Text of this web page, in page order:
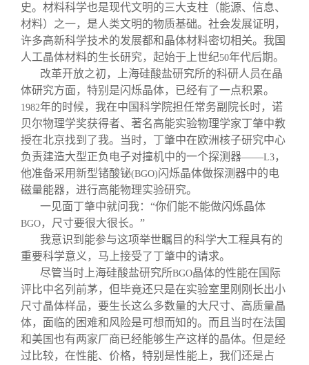
史。材料科学也是现代文明的三大支柱（能源、信息、
材料）之一，是人类文明的物质基础。社会发展证明，
许多高新科学技术的发展都和晶体材料密切相关。我国
人工晶体材料的生长研究，起始于上世纪50年代后期。
改革开放之初，上海硅酸盐研究所的科研人员在晶
体研究方面，特别是闪烁晶体，已经有了一点积累。
1982年的时候，我在中国科学院担任常务副院长时，诺
贝尔物理学奖获得者、著名高能实验物理学家丁肇中教
授在北京找到了我。当时，丁肇中在欧洲核子研究中心
负责建造大型正负电子对撞机中的一个探测器——L3 ，
他准备采用新型锗酸铋(BGO)闪烁晶体做探测器中的电
磁量能器，进行高能物理实验研究。
一见面丁肇中就问我：“你们能不能做闪烁晶体
BGO ，尺寸要很大很长。”
我意识到能参与这项举世瞩目的科学大工程具有的
重要科学意义，马上接受了丁肇中的请求。
尽管当时上海硅酸盐研究所BGO晶体的性能在国际
评比中名列前茅，但毕竟还只是在实验室里刚刚长出小
尺寸晶体样品，要生长这么多数量的大尺寸、高质量晶
体，面临的困难和风险是可想而知的。而且当时在法国
和美国也有两家厂商已经能够生产这样的晶体。但是经
过比较，在性能、价格，特别是性能上，我们还是占